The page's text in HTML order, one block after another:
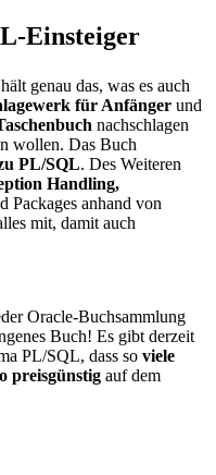
Einsteiger
hält genau das, was es auch
für Anfänger und
nachschlagen
wollen. Das Buch
PL/SQL. Des Weiteren
Handling,
Packages anhand von
mit, damit auch
Oracle-Buchsammlung
Buch! Es gibt derzeit
PL/SQL, dass so viele
preisgünstig auf dem